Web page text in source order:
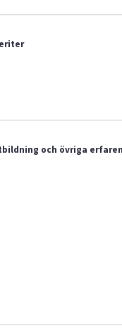
och övriga